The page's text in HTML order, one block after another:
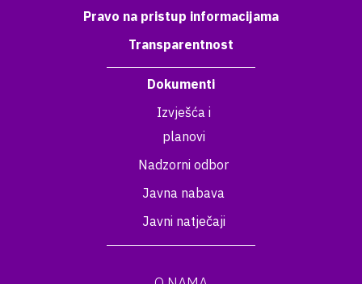
Pravo na pristup informacijama
Transparentnost
Dokumenti
Izvješća i
planovi
Nadzorni odbor
Javna nabava
Javni natječaji